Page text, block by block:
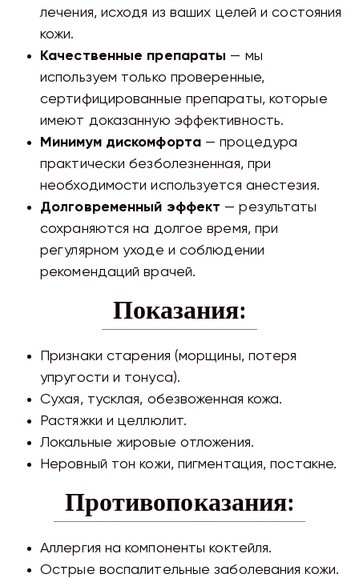
лечения, исходя из ваших целей и состояния
кожи.
Качественные препараты — мы
используем только проверенные,
сертифицированные препараты, которые
имеют доказанную эффективность.
Минимум дискомфорта— процедура
практически безболезненная, при
необходимости используется анестезия.
Долговременный эффект — результаты
сохраняются на долгое время, при
регулярном уходе и соблюдении
рекомендаций врачей.
Показания:
Признаки старения (морщины, потеря
упругости и тонуса).
Сухая, тусклая, обезвоженная кожа.
Растяжки и целлюлит.
Локальные жировые отложения.
Неровный тон кожи, пигментация, постакне.
Противопоказания:
Аллергия на компоненты коктейля.
Острые воспалительные заболевания кожи.